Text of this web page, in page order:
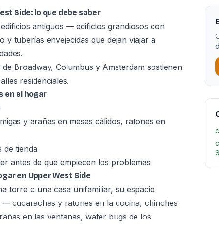
Side: lo que debe saber
antiguos — edificios grandiosos con
y tuberías envejecidas que dejan viajar a
Broadway, Columbus y Amsterdam sostienen
residenciales.
en el hogar
y arañas en meses cálidos, ratones en
de tienda
antes de que empiecen los problemas
en Upper West Side
torre o una casa unifamiliar, su espacio
cucarachas y ratones en la cocina, chinches
en las ventanas, water bugs de los